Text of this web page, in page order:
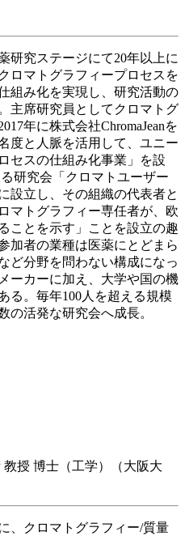
研究ステージにて20年以上に
ロマトグラフィープロセスを
組み化を実現し、研究活動の
主席研究員としてクロマトグ
年に株式会社ChromaJeanを
度と人脈を活用して、ユニー
セスの仕組み化事業」を設
研究会「クロマトユーザー
設立し、その組織の代表者と
マトグラフィー専任者が、欧
ことを示す」ことを設立の趣
加者の業種は医薬にとどまら
ど分野を問わない構成になっ
ーカーに加え、大学や国の機
る。毎年100人を超える規模
の活発な研究会へ成長。
授 博士（工学）（大阪大
、クロマトグラフィー/質量